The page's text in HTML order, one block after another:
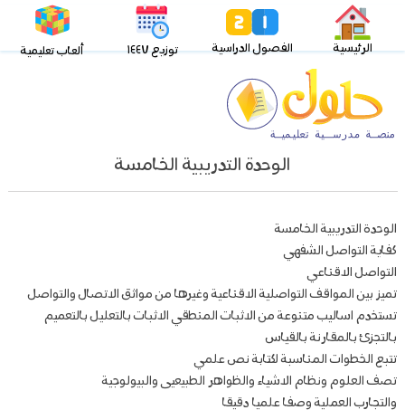
الرئيسية الفصول الدراسية توزيع ١٤٤٧ ألعاب تعليمية
الوحدة التدريبية الخامسة
الوحدة التدريبية الخامسة
كفاية التواصل الشفهي
التواصل الاقناعي
تميز بين المواقف التواصلية الاقناعية وغيرها من مواثق الاتصال والتواصل
تستخدم اساليب متنوعة من الاثبات المنطقي الاثبات بالتعليل بالتعميم
بالتجزئ بالمقارنة بالقياس
تتبع الخطوات المناسبة لكتابة نص علمي
تصف العلوم ونظام الاشياء والظواهر الطبيعيى والبيولوجية
والتجارب العملية وصفا علميا دقيقا